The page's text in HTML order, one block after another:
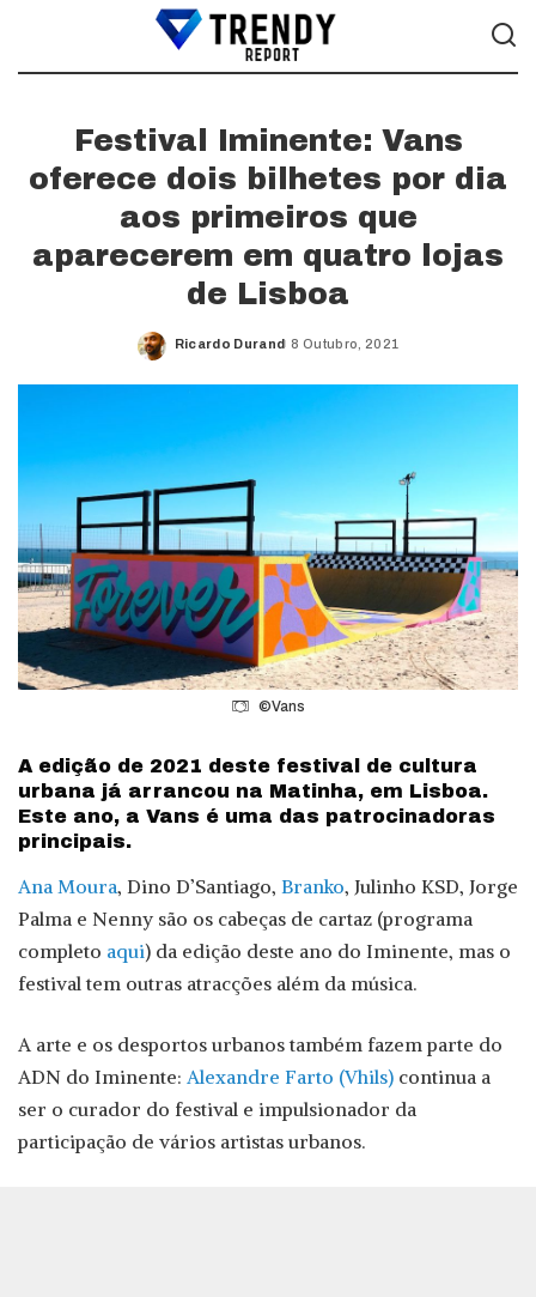
Festival Iminente: Vans
oferece dois bilhetes por dia
aos primeiros que
aparecerem em quatro lojas
de Lisboa
Posted
Ricardo Durand 8 Outubro, 2021
©Vans
A edição de 2021 deste festival de cultura
urbana já arrancou na Matinha, em Lisboa.
Este ano, a Vans é uma das patrocinadoras
principais.
Ana Moura, Dino D’Santiago, Branko, Julinho KSD, Jorge
Palma e Nenny são os cabeças de cartaz (programa
completo aqui) da edição deste ano do Iminente, mas o
festival tem outras atracções além da música.
A arte e os desportos urbanos também fazem parte do
ADN do Iminente: Alexandre Farto (Vhils) continua a
ser o curador do festival e impulsionador da
participação de vários artistas urbanos.